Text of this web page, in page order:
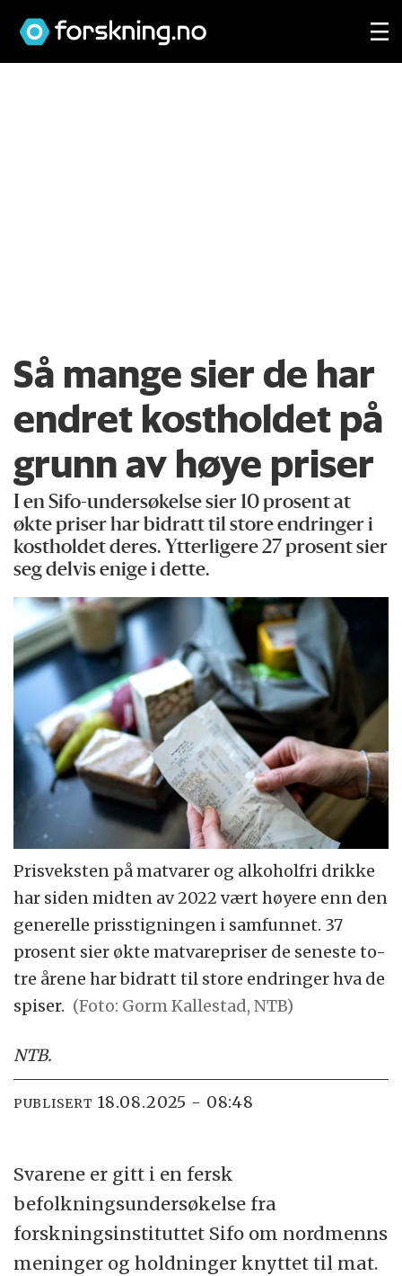
Så mange sier de har
endret kostholdet på
grunn av høye priser
I en Sifo-undersøkelse sier 10 prosent at
økte priser har bidratt til store endringer i
kostholdet deres. Ytterligere 27 prosent sier
seg delvis enige i dette.
Prisveksten på matvarer og alkoholfri drikke
har siden midten av 2022 vært høyere enn den
generelle prisstigningen i samfunnet. 37
prosent sier økte matvarepriser de seneste to-
tre årene har bidratt til store endringer hva de
spiser. (Foto: Gorm Kallestad, NTB)
NTB.
PUBLISERT 18.08.2025 - 08:48
Svarene er gitt i en fersk
befolkningsundersøkelse fra
forskningsinstituttet Sifo om nordmenns
meninger og holdninger knyttet til mat.